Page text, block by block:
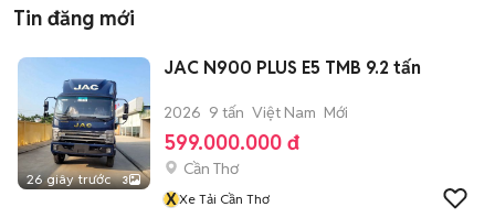
Tin đăng mới
26 giây trước 3
JAC N900 PLUS E5 TMB 9.2 tấn
2026 9 tấn Việt Nam Mới
599.000.000 đ
Cần Thơ
XXe Tải Cần Thơ